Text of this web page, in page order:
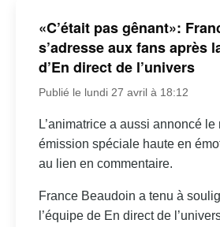
«C’était pas gênant»:
s’adresse aux fans après
d’En direct de l’univers
Publié le lundi 27 avril à 18:12
L’animatrice a aussi annoncé le
émission spéciale haute en
au lien en commentaire.
France Beaudoin a tenu à
l’équipe de En direct de